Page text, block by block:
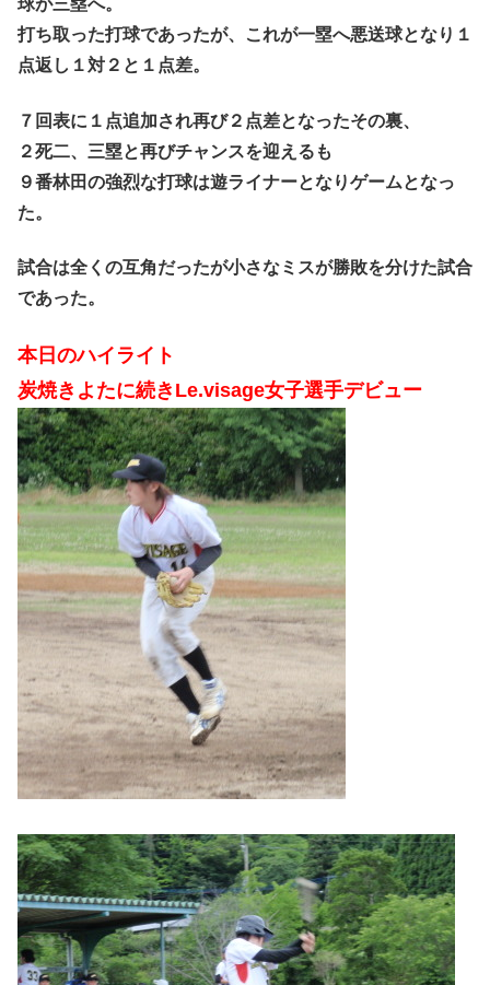
球が三塁へ。
打ち取った打球であったが、これが一塁へ悪送球となり１
点返し１対２と１点差。
７回表に１点追加され再び２点差となったその裏、
２死二、三塁と再びチャンスを迎えるも
９番林田の強烈な打球は遊ライナーとなりゲームとなっ
た。
試合は全くの互角だったが小さなミスが勝敗を分けた試合
であった。
本日のハイライト
炭焼きよたに続きLe.visage女子選手デビュー